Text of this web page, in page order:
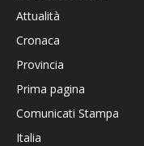
Attualità
Cronaca
Provincia
Prima pagina
Comunicati Stampa
Italia